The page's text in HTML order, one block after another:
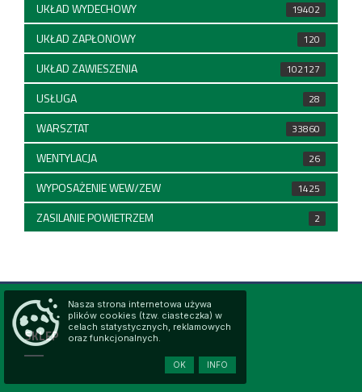
UKŁAD WYDECHOWY 19402
UKŁAD ZAPŁONOWY 120
UKŁAD ZAWIESZENIA 102127
USŁUGA 28
WARSZTAT 33860
WENTYLACJA 26
WYPOSAŻENIE WEW/ZEW 1425
ZASILANIE POWIETRZEM 2
SKLEP
Nasza strona internetowa używa
plików cookies (tzw. ciasteczka) w
celach statystycznych, reklamowych
oraz funkcjonalnych.
INFO
OK